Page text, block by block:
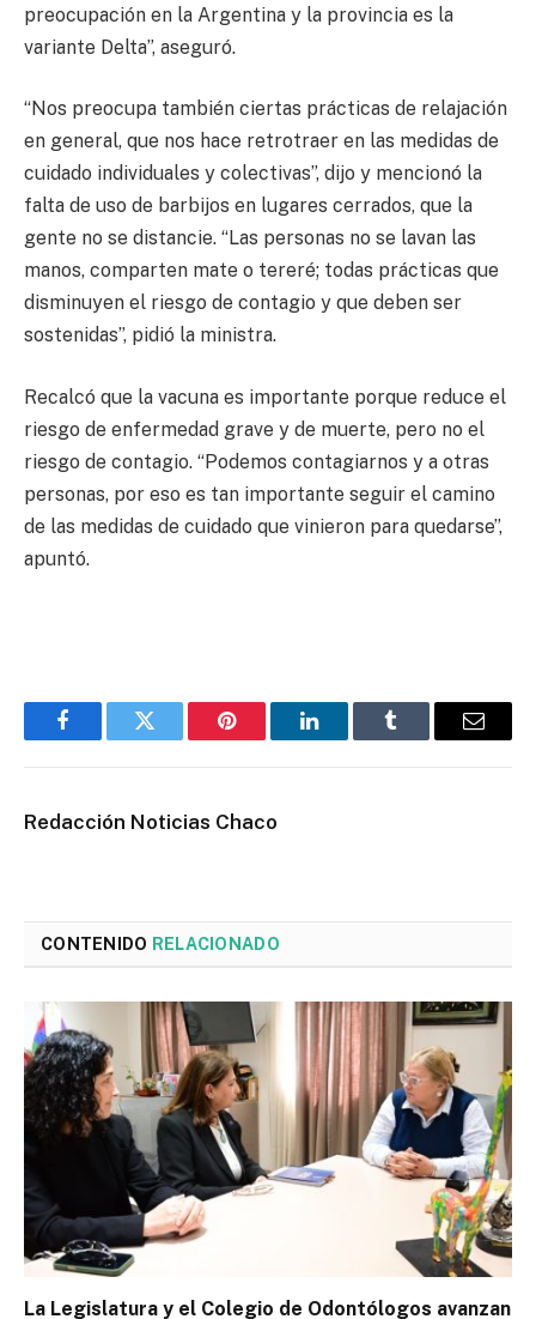
preocupación en la Argentina y la provincia es la
variante Delta”, aseguró.
“Nos preocupa también ciertas prácticas de relajación
en general, que nos hace retrotraer en las medidas de
cuidado individuales y colectivas”, dijo y mencionó la
falta de uso de barbijos en lugares cerrados, que la
gente no se distancie. “Las personas no se lavan las
manos, comparten mate o tereré; todas prácticas que
disminuyen el riesgo de contagio y que deben ser
sostenidas”, pidió la ministra.
Recalcó que la vacuna es importante porque reduce el
riesgo de enfermedad grave y de muerte, pero no el
riesgo de contagio. “Podemos contagiarnos y a otras
personas, por eso es tan importante seguir el camino
de las medidas de cuidado que vinieron para quedarse”,
apuntó.
FacebookTwitter Pinterest LinkedInTumblr Email
Redacción Noticias Chaco
CONTENIDO RELACIONADO
La Legislatura y el Colegio de Odontólogos avanzan